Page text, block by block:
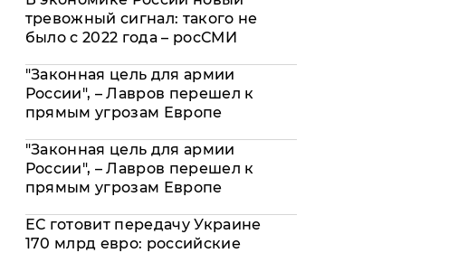
тревожный сигнал: такого не
было с 2022 года – росСМИ
"Законная цель для армии
России", – Лавров перешел к
прямым угрозам Европе
"Законная цель для армии
России", – Лавров перешел к
прямым угрозам Европе
ЕС готовит передачу Украине
170 млрд евро: российские